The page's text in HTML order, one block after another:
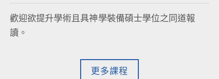
歡迎欲提升學術且具神學裝備碩士學位之同道報
讀。
更多課程